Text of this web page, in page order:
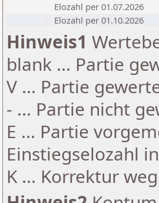
Elozahl per 01.07.2026
Elozahl per 01.10.2026
Hinweis1
blank ... Partie
V ... Partie
- ... Partie nicht
E ... Partie
Einstiegselozahl
K ... Korrektur